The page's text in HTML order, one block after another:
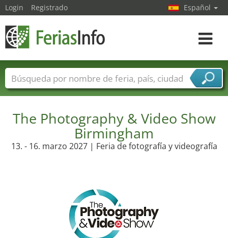
The Photography & Video Show
Birmingham
13. - 16. marzo 2027 | Feria de fotografía y videografía
Login Registrado Español
toggle
Nombres de ferias Países
Ciudades
Sectores de proveedor de servicios